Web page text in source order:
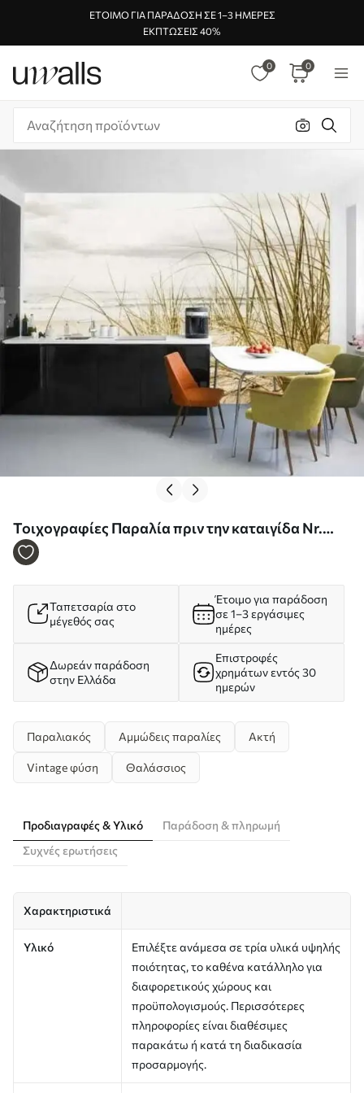
ΈΤΟΙΜΟ ΓΙΑ ΠΑΡΆΔΟΣΗ ΣΕ 1–3 ΗΜΈΡΕΣ
ΕΚΠΤΏΣΕΙΣ 40%
0 0
Τοιχογραφίες Παραλία πριν την καταιγίδα Nr.
u62560
Ταπετσαρία στο
μέγεθός σας
Έτοιμο για παράδοση
σε 1–3 εργάσιμες
ημέρες
Δωρεάν παράδοση
στην Ελλάδα
Επιστροφές
χρημάτων εντός 30
ημερών
Παραλιακός Αμμώδεις παραλίες Ακτή
Vintage φύση Θαλάσσιος
Προδιαγραφές & Υλικό
Παράδοση & πληρωμή
Συχνές ερωτήσεις
Χαρακτηριστικά
Υλικό
Επιλέξτε ανάμεσα σε τρία υλικά υψηλής
ποιότητας, το καθένα κατάλληλο για
διαφορετικούς χώρους και
προϋπολογισμούς. Περισσότερες
πληροφορίες είναι διαθέσιμες
παρακάτω ή κατά τη διαδικασία
προσαρμογής.